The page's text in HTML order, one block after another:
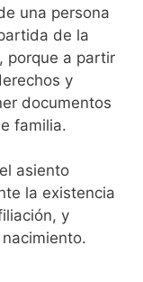
una persona
de la
porque a partir
y
documentos
familia.
asiento
la existencia
y